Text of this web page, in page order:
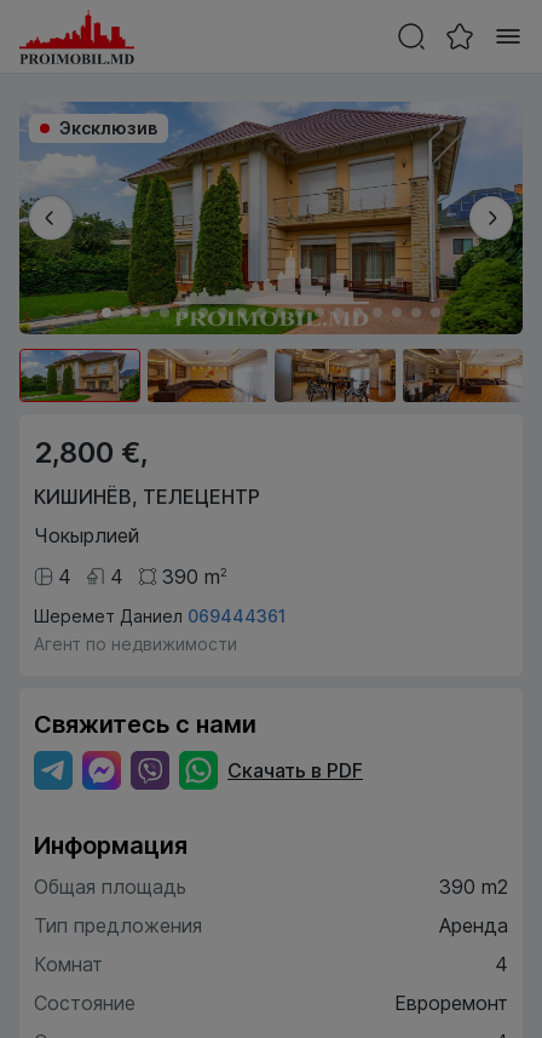
Эксклюзив
2,800 €,
КИШИНЁВ, ТЕЛЕЦЕНТР
Чокырлией
4
4 390 m2
Шеремет Даниел 069444361
Агент по недвижимости
Свяжитесь с нами
Скачать в PDF
Информация
Общая площадь
390 m2
Тип предложения
Аренда
Комнат
4
Состояние
Евроремонт